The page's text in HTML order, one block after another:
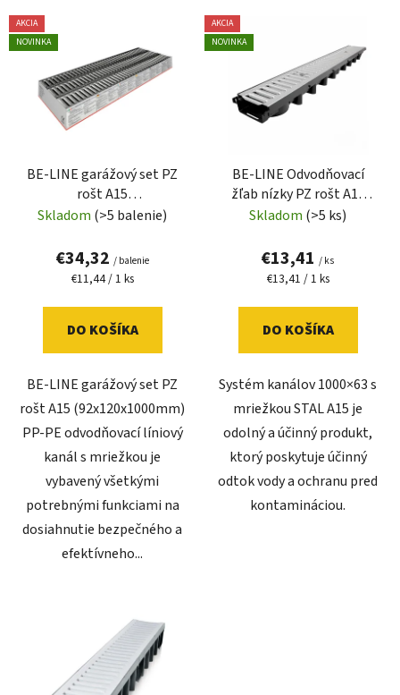
e
p
V
ý
AKCIA
NOVINKA
BE-LINE garážový set PZ
rošt A15
(92x120x1000mm)
Skladom (>5 balenie)
€34,32 / balenie
Jednotková
€11,44 / 1 ks
DO KOŠÍKA
BE-LINE garážový set PZ
rošt A15 (92x120x1000mm)
PP-PE odvodňovací líniový
kanál s mriežkou je
vybavený všetkými
potrebnými funkciami na
dosiahnutie bezpečného a
efektívneho...
AKCIA
NOVINKA
BE-LINE Odvodňovací
žľab nízky PZ rošt A15
(63x131x1000mm)
Skladom (>5 ks)
€13,41 / ks
Jednotková
€13,41 / 1 ks
DO KOŠÍKA
Systém kanálov 1000×63 s
mriežkou STAL A15 je
odolný a účinný produkt,
ktorý poskytuje účinný
odtok vody a ochranu pred
kontamináciou.